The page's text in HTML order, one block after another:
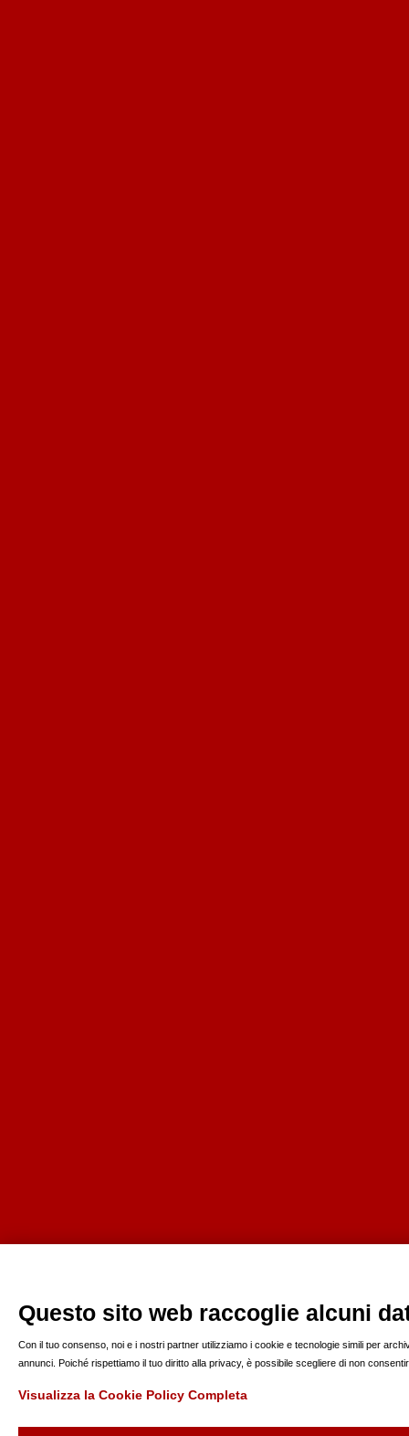
Questo sito web raccoglie alcuni
Con il tuo consenso, noi e i nostri partner utilizziamo i cookie e tecnologie simili per
annunci. Poiché rispettiamo il tuo diritto alla privacy, è possibile scegliere di non
Visualizza la Cookie Policy Completa